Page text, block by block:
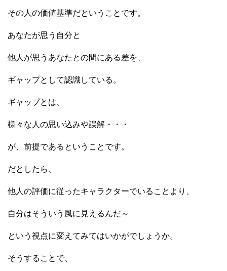
その人の価値基準だということです。
あなたが思う自分と
他人が思うあなたとの間にある差を、
ギャップとして認識している。
ギャップとは、
様々な人の思い込みや誤解・・・
が、前提であるということです。
だとしたら、
他人の評価に従ったキャラクターでいることより、
自分はそういう風に見えるんだ～
という視点に変えてみてはいかがでしょうか。
そうすることで、